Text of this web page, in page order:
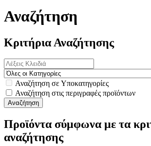
Αναζήτηση
Κριτήρια Αναζήτησης
Αναζήτηση σε Υποκατηγορίες
Αναζήτηση στις περιγραφές προϊόντων
Προϊόντα σύμφωνα με τα
αναζήτησης